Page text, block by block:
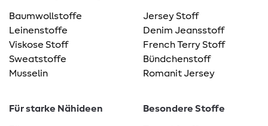
Baumwollstoffe
Leinenstoffe
Viskose Stoff
Sweatstoffe
Musselin
Jersey Stoff
Denim Jeansstoff
French Terry Stoff
Bündchenstoff
Romanit Jersey
Für starke Nähideen Besondere Stoffe